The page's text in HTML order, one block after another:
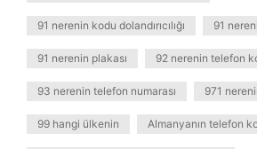
91 nerenin kodu dolandırıcılığı 91
91 nerenin plakası 92 nerenin telefon
93 nerenin telefon numarası 971
99 hangi ülkenin Almanyanın telefon